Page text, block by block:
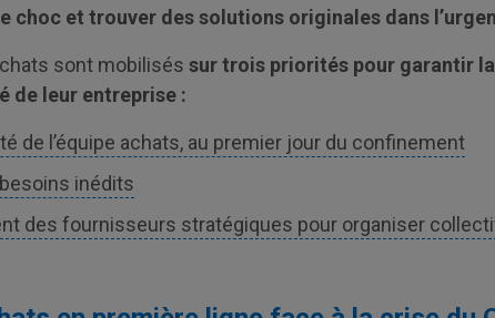
choc et trouver des solutions originales dans
sont mobilisés sur trois priorités pour garantir la
de leur entreprise :
de l’équipe achats, au premier jour du confinement
inédits
des fournisseurs stratégiques pour organiser